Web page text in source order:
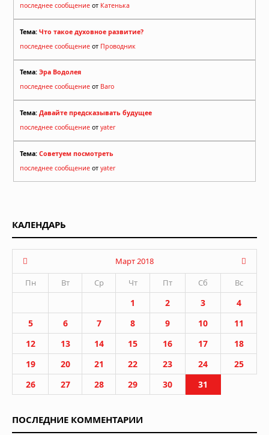
29.07.2026 в 13:51
последнее сообщение от Катенька
Тема: Что такое духовное развитие?
последнее сообщение от Проводник
Тема: Эра Водолея
последнее сообщение от Baro
Тема: Давайте предсказывать будущее
последнее сообщение от yater
Тема: Советуем посмотреть
последнее сообщение от yater
КАЛЕНДАРЬ
Март 2018
Пн
Вт Ср Чт Пт Сб Вс
1 2 3
4
5
6 7 8 9 10
11
12
13 14 15 16 17
18
19
20 21 22 23 24
25
26
27 28 29 30 31
ПОСЛЕДНИЕ КОММЕНТАРИИ